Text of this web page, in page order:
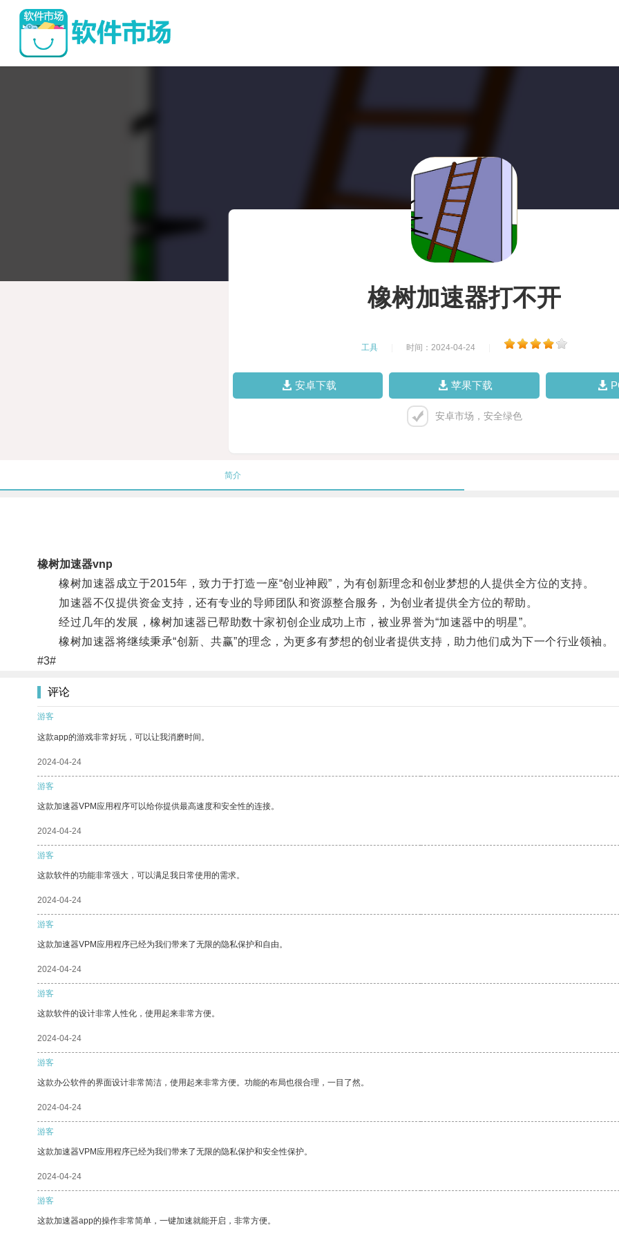
橡树加速器打不开
工具 时间：2024-04-24
安卓下载 苹果下载
安卓市场，安全绿色
简介
橡树加速器vnp
橡树加速器成立于2015年，致力于打造一座“创业神殿”，为有创新理念和创业梦想的人提供全方位的支持。
加速器不仅提供资金支持，还有专业的导师团队和资源整合服务，为创业者提供全方位的帮助。
经过几年的发展，橡树加速器已帮助数十家初创企业成功上市，被业界誉为“加速器中的明星”。
橡树加速器将继续秉承“创新、共赢”的理念，为更多有梦想的创业者提供支持，助力他们成为下一个行业领袖。
#3#
评论
游客
这款app的游戏非常好玩，可以让我消磨时间。
2024-04-24
游客
这款加速器VPM应用程序可以给你提供最高速度和安全性的连接。
2024-04-24
游客
这款软件的功能非常强大，可以满足我日常使用的需求。
2024-04-24
游客
这款加速器VPM应用程序已经为我们带来了无限的隐私保护和自由。
2024-04-24
游客
这款软件的设计非常人性化，使用起来非常方便。
2024-04-24
游客
这款办公软件的界面设计非常简洁，使用起来非常方便。功能的布局也很合理，一目了然。
2024-04-24
游客
这款加速器VPM应用程序已经为我们带来了无限的隐私保护和安全性保护。
2024-04-24
游客
这款加速器app的操作非常简单，一键加速就能开启，非常方便。